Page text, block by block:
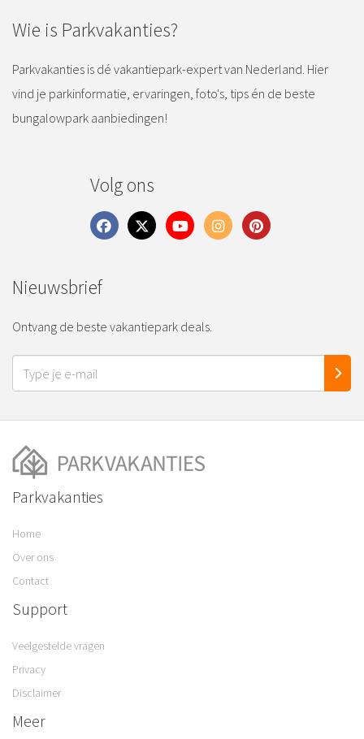
Wie is Parkvakanties?
Parkvakanties is dé vakantiepark-expert van Nederland. Hier
vind je parkinformatie, ervaringen, foto's, tips én de beste
bungalowpark aanbiedingen!
Volg ons
Nieuwsbrief
Ontvang de beste vakantiepark deals.
Parkvakanties
Home
Over ons
Contact
Support
Veelgestelde vragen
Privacy
Disclaimer
Meer